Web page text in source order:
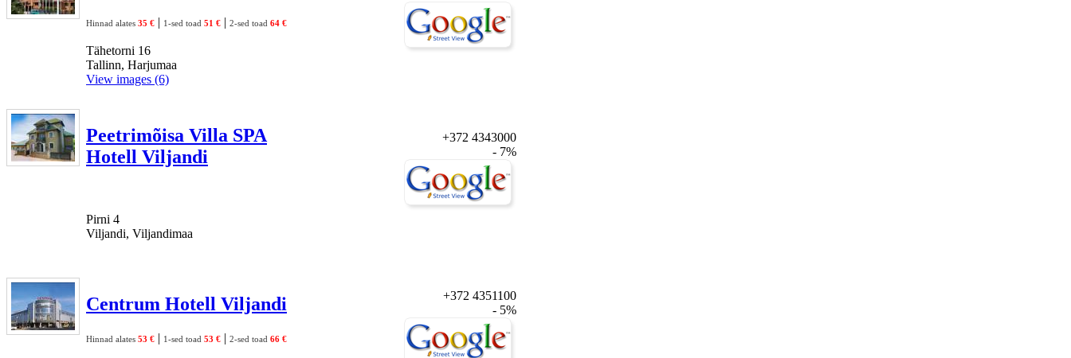
Hinnad alates 35 € | 1-sed toad 51 € | 2-sed toad 64 €
Tähetorni 16
Tallinn, Harjumaa
View images (6)
Peetrimõisa Villa SPA
Hotell Viljandi
Pirni 4
Viljandi, Viljandimaa
+372 4343000
- 7%
Centrum Hotell Viljandi
Hinnad alates 53 € | 1-sed toad 53 € | 2-sed toad 66 €
+372 4351100
- 5%